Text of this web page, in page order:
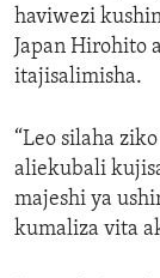
haviwezi
Japan Hirohito
itajisalimisha.
“Leo silaha
aliekubali
majeshi ya
kumaliza vita